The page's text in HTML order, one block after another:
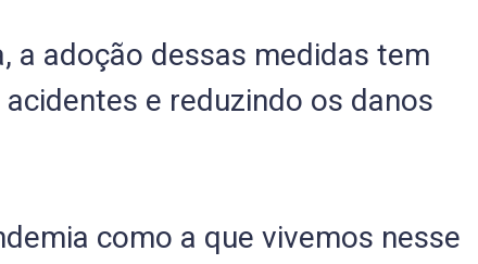
a adoção dessas medidas tem
e reduzindo os danos
como a que vivemos nesse